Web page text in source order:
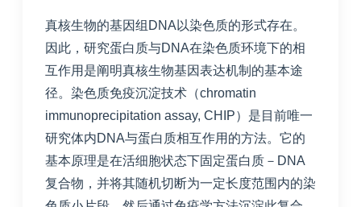
真核生物的基因组DNA以染色质的形式存在。
因此，研究蛋白质与DNA在染色质环境下的相
互作用是阐明真核生物基因表达机制的基本途
径。染色质免疫沉淀技术（chromatin
immunoprecipitation assay, CHIP）是目前唯一
研究体内DNA与蛋白质相互作用的方法。它的
基本原理是在活细胞状态下固定蛋白质－DNA
复合物，并将其随机切断为一定长度范围内的染